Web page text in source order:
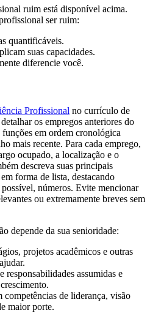
ruim está disponível acima.
ser ruim:
quantificáveis.
suas capacidades.
diferencie você.
Profissional no currículo de
os empregos anteriores do
em ordem cronológica
mais recente. Para cada emprego,
ocupado, a localização e o
descreva suas principais
forma de lista, destacando
números. Evite mencionar
ou extremamente breves sem
depende da sua senioridade:
projetos acadêmicos e outras
responsabilidades assumidas e
competências de liderança, visão
maior porte.